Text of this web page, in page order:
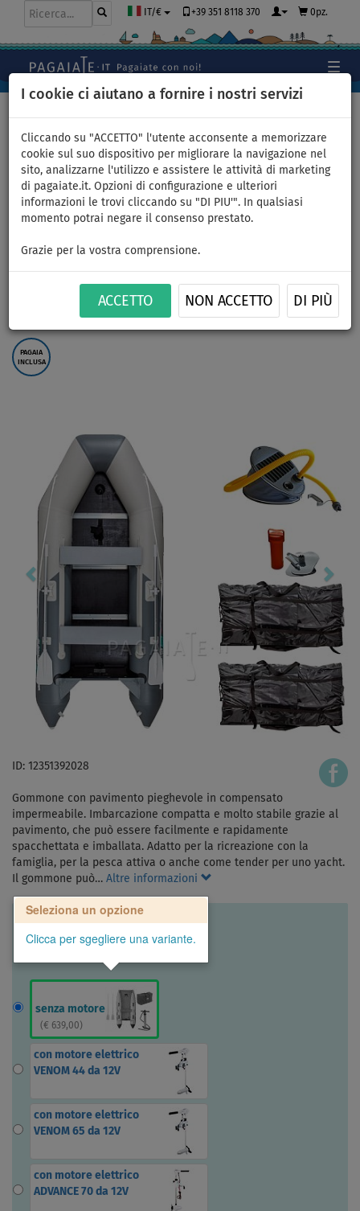
I cookie ci aiutano a fornire i nostri servizi
Cliccando su "ACCETTO" l'utente acconsente a memorizzare
cookie sul suo dispositivo per migliorare la navigazione nel
sito, analizzarne l'utilizzo e assistere le attività di marketing
di pagaiate.it. Opzioni di configurazione e ulteriori
informazioni le trovi cliccando su "DI PIU'". In qualsiasi
momento potrai negare il consenso prestato.
Grazie per la vostra comprensione.
ACCETTO NON ACCETTO DI PIÙ
IT/€ +39 351 8118 370 0pz.
Gommone GLADIATOR LIGHT
AK300WF light dark gray -
gommone gonfiabile con
pavimento in legno - set:
senza motore
PAGAIA
INCLUSA
ID: 12351392028
Gommone con pavimento pieghevole in compensato
impermeabile. Imbarcazione compatta e molto stabile grazie al
pavimento, che può essere facilmente e rapidamente
spacchettata e imballata. Adatto per la ricreazione con la
famiglia, per la pesca attiva o anche come tender per uno yacht.
Il gommone può… Altre informazioni
Seleziona un opzione
Clicca per sgegliere una variante.
senza motore
( € 639,00)
con motore elettrico
VENOM 44 da 12V
con motore elettrico
VENOM 65 da 12V
con motore elettrico
ADVANCE 70 da 12V